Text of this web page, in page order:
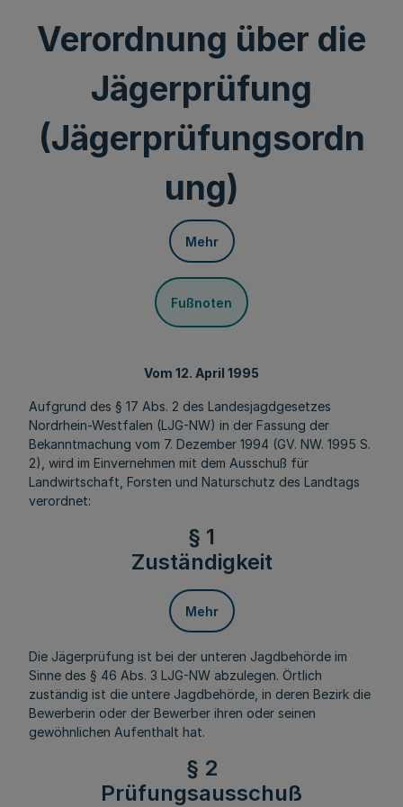
Verordnung über die
Jägerprüfung
(Jägerprüfungsordn
ung)
Mehr
Fußnoten
Vom 12. April 1995
Aufgrund des § 17 Abs. 2 des Landesjagdgesetzes
Nordrhein-Westfalen (LJG-NW) in der Fassung der
Bekanntmachung vom 7. Dezember 1994 (GV. NW. 1995 S.
2), wird im Einvernehmen mit dem Ausschuß für
Landwirtschaft, Forsten und Naturschutz des Landtags
verordnet:
§ 1
Zuständigkeit
Mehr
Die Jägerprüfung ist bei der unteren Jagdbehörde im
Sinne des § 46 Abs. 3 LJG-NW abzulegen. Örtlich
zuständig ist die untere Jagdbehörde, in deren Bezirk die
Bewerberin oder der Bewerber ihren oder seinen
gewöhnlichen Aufenthalt hat.
§ 2
Prüfungsausschuß